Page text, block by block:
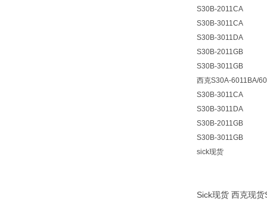
S30B-2011CA
S30B-3011CA
S30B-3011DA
S30B-2011GB
S30B-3011GB
西克S30A-6011BA/
S30B-3011CA
S30B-3011DA
S30B-2011GB
S30B-3011GB
sick现货
Sick现货 西克现